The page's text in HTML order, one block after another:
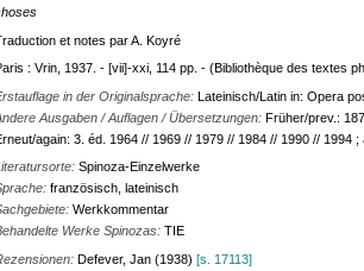
et notes par A. Koyré
: Vrin, 1937. - [vii]-xxi, 114 pp. - (Bibliothèque des textes
in der Originalsprache:Lateinisch/Latin in: Opera
Ausgaben / Auflagen / Übersetzungen:Früher/prev.:
again: 3. éd. 1964 // 1969 // 1979 // 1984 // 1990 // 1994
Spinoza-Einzelwerke
französisch, lateinisch
Werkkommentar
Werke Spinozas:TIE
Defever, Jan (1938)[s. 17113]